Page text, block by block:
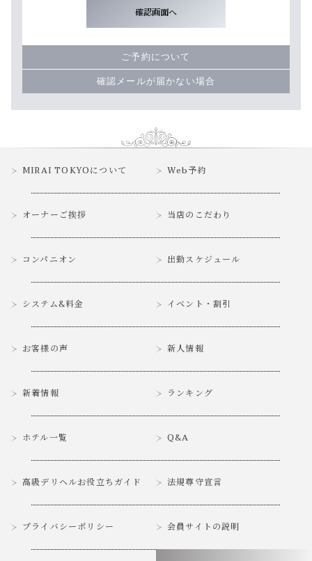
ご予約について
確認メールが届かない場合
MIRAI TOKYOについて Web予約
オーナーご挨拶 当店のこだわり
コンパニオン 出勤スケジュール
システム&料金 イベント・割引
お客様の声 新人情報
新着情報 ランキング
ホテル一覧 Q&A
高級デリヘルお役立ちガイド 法規尊守宣言
プライバシーポリシー 会員サイトの説明